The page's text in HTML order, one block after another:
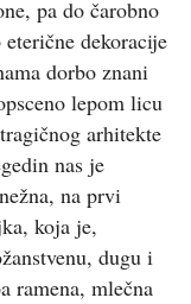
pa do čarobno
dekoracije
dorbo znani
lepom licu
arhitekte
nas je
na prvi
koja je,
dugu i
ramena, mlečna